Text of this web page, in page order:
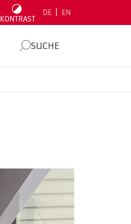
KONTRAST
DE EN
SUCHE